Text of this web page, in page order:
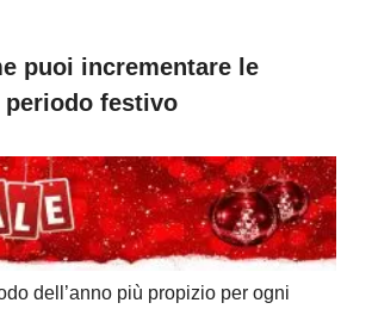
puoi incrementare le
periodo festivo
dell’anno più propizio per ogni